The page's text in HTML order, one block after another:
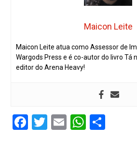
Maicon Leite
Maicon Leite atua como Assessor de
Wargods Press e é co-autor do livro Tá
editor do Arena Heavy!
Facebook
Twitter
Email